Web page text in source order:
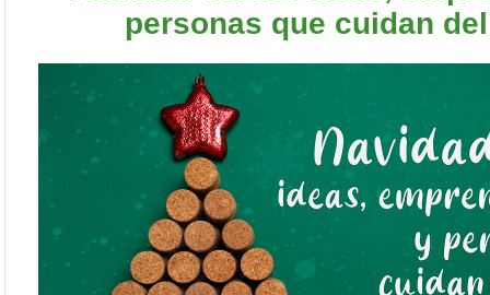
personas que cuidan